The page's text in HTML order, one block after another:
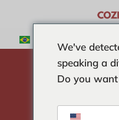
naar
-
We've
speaking a
Do you